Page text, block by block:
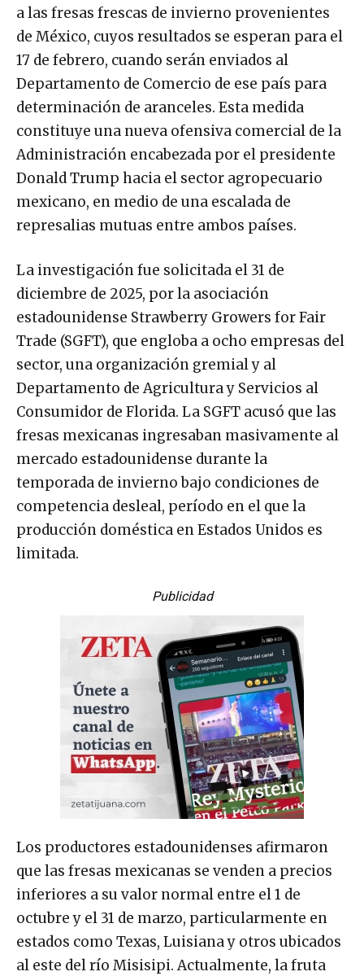
a las fresas frescas de invierno provenientes
de México, cuyos resultados se esperan para el
17 de febrero, cuando serán enviados al
Departamento de Comercio de ese país para
determinación de aranceles. Esta medida
constituye una nueva ofensiva comercial de la
Administración encabezada por el presidente
Donald Trump hacia el sector agropecuario
mexicano, en medio de una escalada de
represalias mutuas entre ambos países.
La investigación fue solicitada el 31 de
diciembre de 2025, por la asociación
estadounidense Strawberry Growers for Fair
Trade (SGFT), que engloba a ocho empresas del
sector, una organización gremial y al
Departamento de Agricultura y Servicios al
Consumidor de Florida. La SGFT acusó que las
fresas mexicanas ingresaban masivamente al
mercado estadounidense durante la
temporada de invierno bajo condiciones de
competencia desleal, período en el que la
producción doméstica en Estados Unidos es
limitada.
Publicidad
Los productores estadounidenses afirmaron
que las fresas mexicanas se venden a precios
inferiores a su valor normal entre el 1 de
octubre y el 31 de marzo, particularmente en
estados como Texas, Luisiana y otros ubicados
al este del río Misisipi. Actualmente, la fruta